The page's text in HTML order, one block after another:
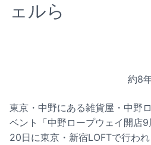
ェルら
約8
東京・中野にある雑貨屋・中野
ベント「中野ロープウェイ開店9
20日に東京・新宿LOFTで行われ